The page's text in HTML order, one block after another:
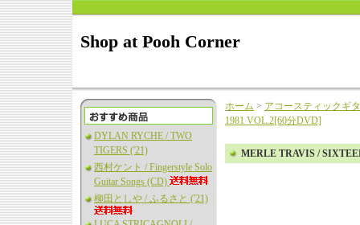
Shop at Pooh Corner
DYLAN RYCHE / TWO
TIGERS ('21)
西村ケント / Fingerstyle Solo
Guitar Songs (CD)
柳田としや / ふるさと ('21)
ホーム > アコースティックギ
1981 VOL.2[60分DVD]
MERLE TRAVIS /